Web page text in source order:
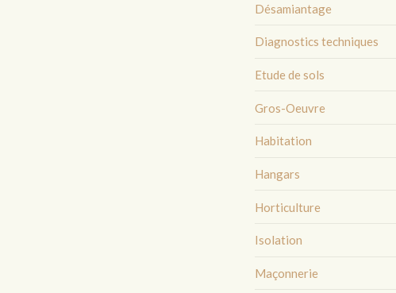
Désamiantage
Diagnostics techniques
Etude de sols
Gros-Oeuvre
Habitation
Hangars
Horticulture
Isolation
Maçonnerie